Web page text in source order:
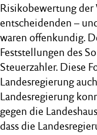
Risikobewertung der
entscheidenden –
waren offenkundig.
Feststellungen des
Steuerzahler. Diese
Landesregierung
Landesregierung
gegen die
dass die